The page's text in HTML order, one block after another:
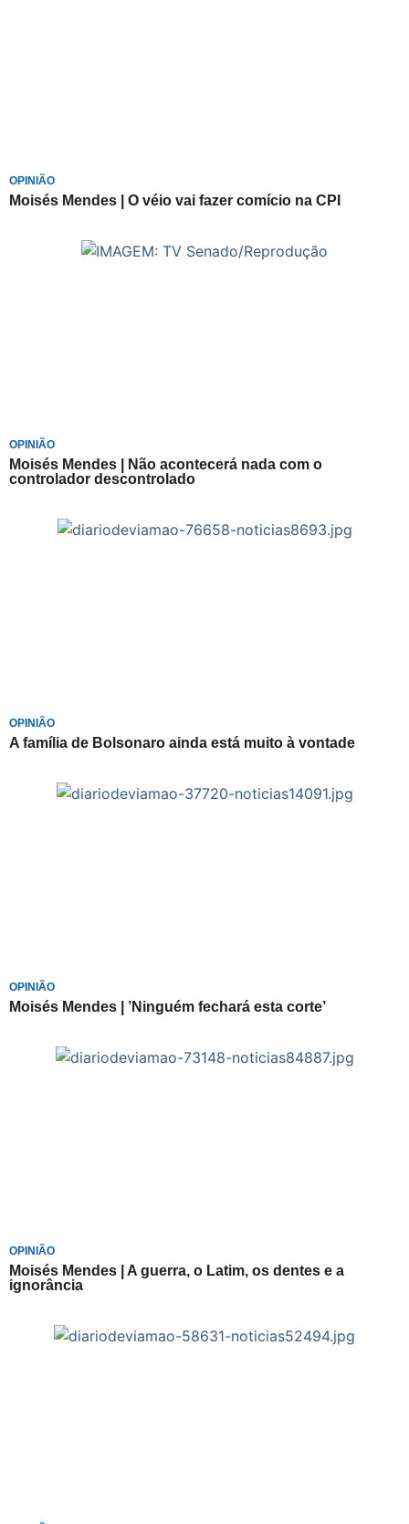
OPINIÃO
Moisés Mendes | O véio vai fazer comício na CPI
OPINIÃO
Moisés Mendes | Não acontecerá nada com o
controlador descontrolado
OPINIÃO
A família de Bolsonaro ainda está muito à vontade
OPINIÃO
Moisés Mendes | ’Ninguém fechará esta corte’
OPINIÃO
Moisés Mendes | A guerra, o Latim, os dentes e a
ignorância